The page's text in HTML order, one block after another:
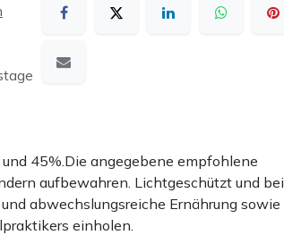
45%.Die angegebene empfohlene
aufbewahren. Lichtgeschützt und bei
abwechslungsreiche Ernährung sowie
einholen.